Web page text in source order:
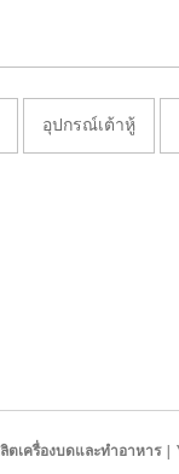
อุปกรณ์เต้าหู้
เครื่องบดและทำอาหาร |